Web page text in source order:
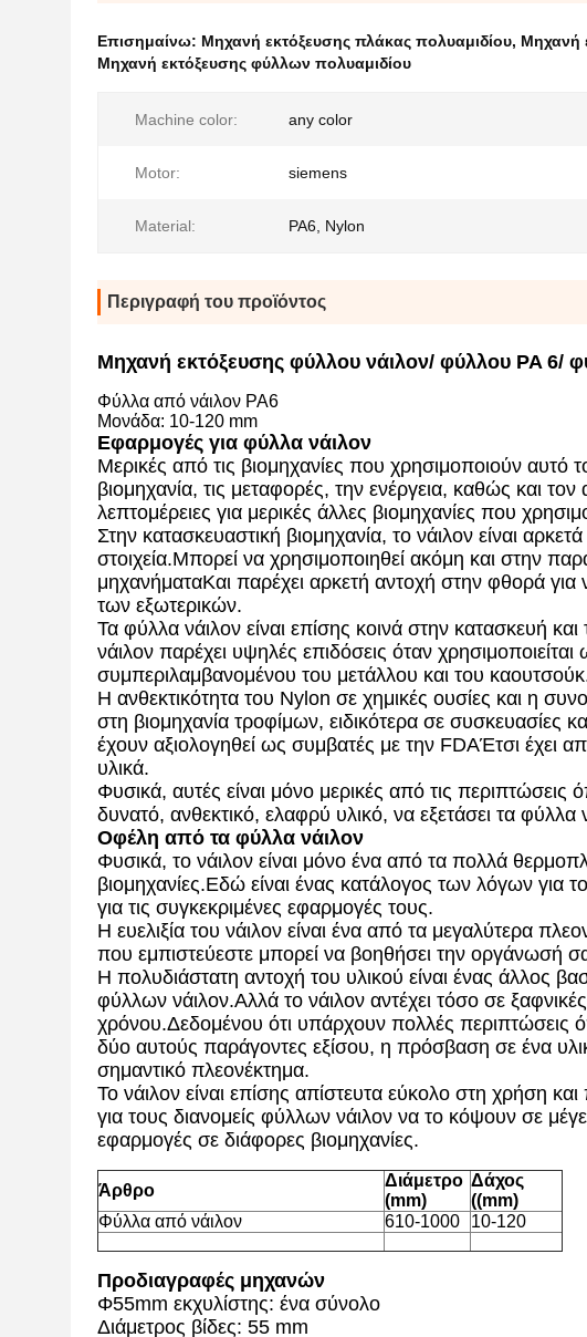
Επισημαίνω: Μηχανή εκτόξευσης πλάκας πολυαμιδίου, Μηχανή
Μηχανή εκτόξευσης φύλλων πολυαμιδίου
Machine color: any color
Motor: siemens
Material: PA6, Nylon
Περιγραφή του προϊόντος
Μηχανή εκτόξευσης φύλλου νάιλον/ φύλλου PA 6/
Φύλλα από νάιλον PA6
Μονάδα: 10-120 mm
Εφαρμογές για φύλλα νάιλον
Μερικές από τις βιομηχανίες που χρησιμοποιούν αυτό
βιομηχανία, τις μεταφορές, την ενέργεια, καθώς και
λεπτομέρειες για μερικές άλλες βιομηχανίες που
Στην κατασκευαστική βιομηχανία, το νάιλον είναι
στοιχεία.Μπορεί να χρησιμοποιηθεί ακόμη και στην
μηχανήματαΚαι παρέχει αρκετή αντοχή στην φθορά
των εξωτερικών.
Τα φύλλα νάιλον είναι επίσης κοινά στην κατασκευή και
νάιλον παρέχει υψηλές επιδόσεις όταν
συμπεριλαμβανομένου του μετάλλου και του
Η ανθεκτικότητα του Nylon σε χημικές ουσίες και η
στη βιομηχανία τροφίμων, ειδικότερα σε συσκευασίες
έχουν αξιολογηθεί ως συμβατές με την FDAΈτσι έχει
υλικά.
Φυσικά, αυτές είναι μόνο μερικές από τις
δυνατό, ανθεκτικό, ελαφρύ υλικό, να εξετάσει τα φύλλα
Οφέλη από τα φύλλα νάιλον
Φυσικά, το νάιλον είναι μόνο ένα από τα πολλά
βιομηχανίες.Εδώ είναι ένας κατάλογος των λόγων για
για τις συγκεκριμένες εφαρμογές τους.
Η ευελιξία του νάιλον είναι ένα από τα μεγαλύτερα
που εμπιστεύεστε μπορεί να βοηθήσει την οργάνωσή
Η πολυδιάστατη αντοχή του υλικού είναι ένας άλλος
φύλλων νάιλον.Αλλά το νάιλον αντέχει τόσο σε
χρόνου.Δεδομένου ότι υπάρχουν πολλές περιπτώσεις
δύο αυτούς παράγοντες εξίσου, η πρόσβαση σε ένα
σημαντικό πλεονέκτημα.
Το νάιλον είναι επίσης απίστευτα εύκολο στη χρήση
για τους διανομείς φύλλων νάιλον να το κόψουν σε
εφαρμογές σε διάφορες βιομηχανίες.
Άρθρο
Διάμετρο
(mm)
Δάχος
((mm)
Φύλλα από νάιλον
610-1000 10-120
Προδιαγραφές μηχανών
Φ55mm εκχυλίστης: ένα σύνολο
Διάμετρος βίδες: 55 mm